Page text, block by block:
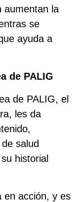
aumentan la
se
ayuda a
de PALIG
de PALIG, el
les da
salud
historial
en acción, y es